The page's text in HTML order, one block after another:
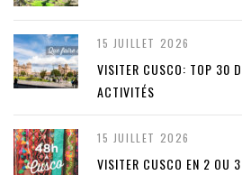
15 JUILLET 2026
VISITER CUSCO: TOP 30
ACTIVITÉS
15 JUILLET 2026
VISITER CUSCO EN 2 OU